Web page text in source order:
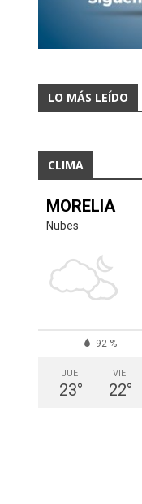
LO MÁS LEÍDO
CLIMA
MORELIA
Nubes
92 %
JUE
23°
VIE
22°